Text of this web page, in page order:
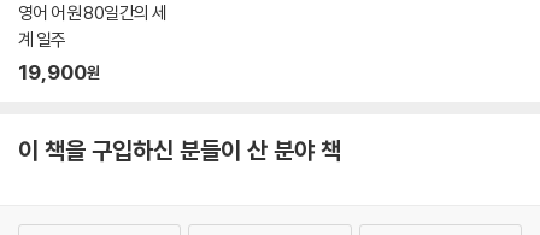
영어 어원 80일간의 세
계 일주
19,900원
이 책을 구입하신 분들이 산 분야 책